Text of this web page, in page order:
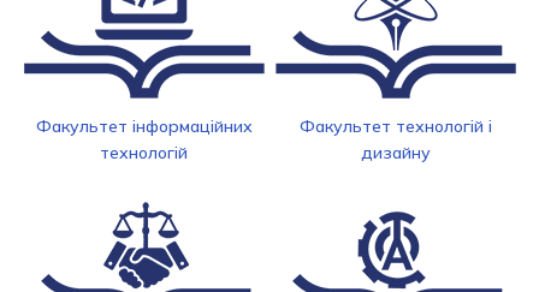
Факультет інформаційних
технологій
Факультет технологій і
дизайну